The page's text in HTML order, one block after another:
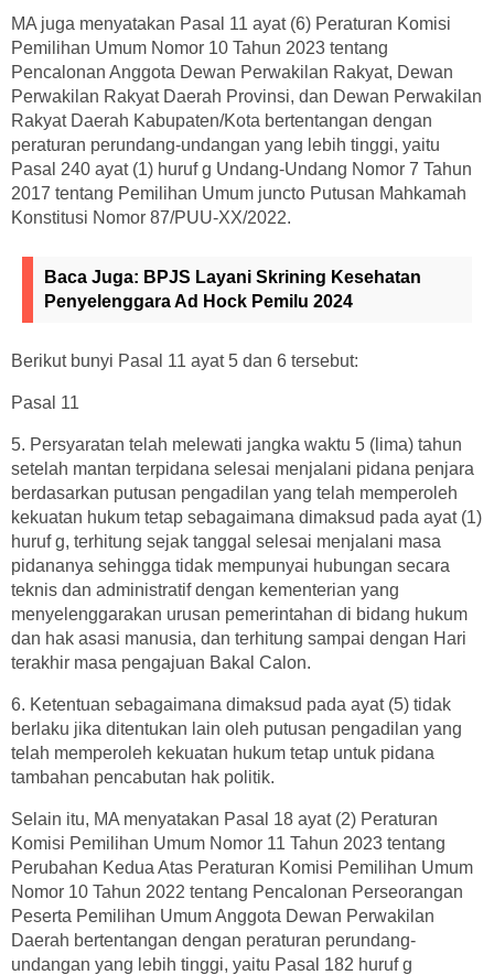
MA juga menyatakan Pasal 11 ayat (6) Peraturan Komisi
Pemilihan Umum Nomor 10 Tahun 2023 tentang
Pencalonan Anggota Dewan Perwakilan Rakyat, Dewan
Perwakilan Rakyat Daerah Provinsi, dan Dewan Perwakilan
Rakyat Daerah Kabupaten/Kota bertentangan dengan
peraturan perundang-undangan yang lebih tinggi, yaitu
Pasal 240 ayat (1) huruf g Undang-Undang Nomor 7 Tahun
2017 tentang Pemilihan Umum juncto Putusan Mahkamah
Konstitusi Nomor 87/PUU-XX/2022.
Baca Juga: BPJS Layani Skrining Kesehatan
Penyelenggara Ad Hock Pemilu 2024
Berikut bunyi Pasal 11 ayat 5 dan 6 tersebut:
Pasal 11
5. Persyaratan telah melewati jangka waktu 5 (lima) tahun
setelah mantan terpidana selesai menjalani pidana penjara
berdasarkan putusan pengadilan yang telah memperoleh
kekuatan hukum tetap sebagaimana dimaksud pada ayat (1)
huruf g, terhitung sejak tanggal selesai menjalani masa
pidananya sehingga tidak mempunyai hubungan secara
teknis dan administratif dengan kementerian yang
menyelenggarakan urusan pemerintahan di bidang hukum
dan hak asasi manusia, dan terhitung sampai dengan Hari
terakhir masa pengajuan Bakal Calon.
6. Ketentuan sebagaimana dimaksud pada ayat (5) tidak
berlaku jika ditentukan lain oleh putusan pengadilan yang
telah memperoleh kekuatan hukum tetap untuk pidana
tambahan pencabutan hak politik.
Selain itu, MA menyatakan Pasal 18 ayat (2) Peraturan
Komisi Pemilihan Umum Nomor 11 Tahun 2023 tentang
Perubahan Kedua Atas Peraturan Komisi Pemilihan Umum
Nomor 10 Tahun 2022 tentang Pencalonan Perseorangan
Peserta Pemilihan Umum Anggota Dewan Perwakilan
Daerah bertentangan dengan peraturan perundang-
undangan yang lebih tinggi, yaitu Pasal 182 huruf g